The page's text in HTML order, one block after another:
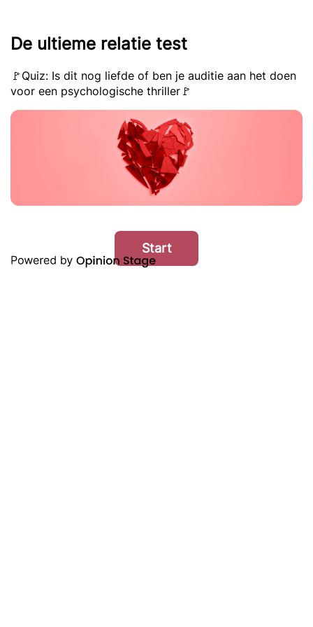
De ultieme relatie test
🚩Quiz: Is dit nog liefde of ben je auditie aan het doen
voor een psychologische thriller🚩
Start